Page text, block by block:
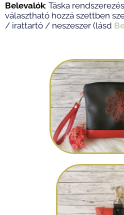
Belevalók: Táska
választható hozzá szettben
/ irattartó / neszeszer (lásd